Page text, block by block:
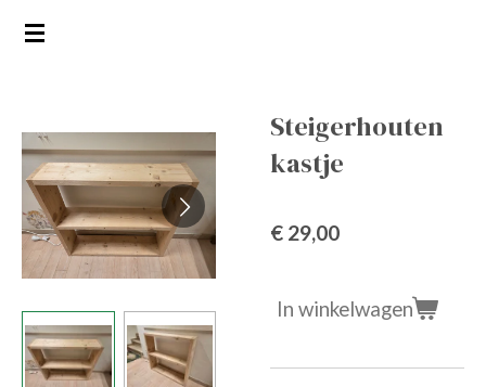
Ga
hoofdinhoud
Steigerhouten
kastje
€ 29,00
In winkelwagen